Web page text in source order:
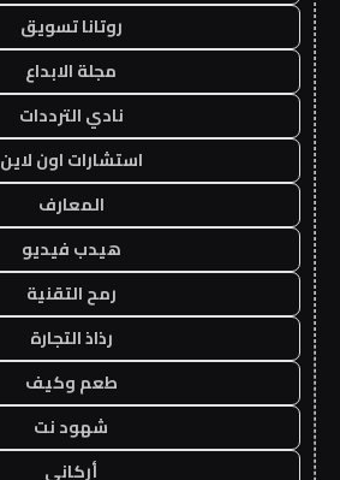
روتانا تسويق
مجلة الابداع
نادي الترددات
استشارات اون لاين
المعارف
هيدب فيديو
رمح التقنية
رذاذ التجارة
طعم وكيف
شهود نت
أركاني